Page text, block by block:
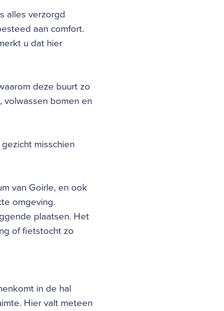
alles verzorgd
aan comfort.
u dat hier
deze buurt zo
volwassen bomen en
misschien
van Goirle, en ook
omgeving.
plaatsen. Het
of fietstocht zo
in de hal
Hier valt meteen